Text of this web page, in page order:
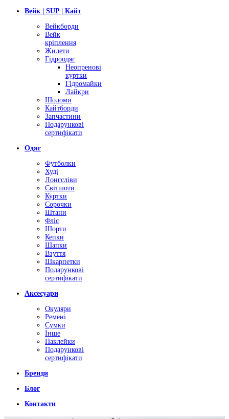
Вейк | SUP | Кайт
Вейкборди
Вейк
кріплення
Жилети
Гідроодяг
Неопренові
куртки
Гідромайки
Лайкри
Шоломи
Кайтборди
Запчастини
Подарункові
сертифікати
Одяг
Футболки
Худі
Лонгсліви
Світшоти
Куртки
Сорочки
Штани
Фліс
Шорти
Кепки
Шапки
Взуття
Шкарпетки
Подарункові
сертифікати
Аксесуари
Окуляри
Ремені
Сумки
Інше
Наклейки
Подарункові
сертифікати
Бренди
Блог
Контакти